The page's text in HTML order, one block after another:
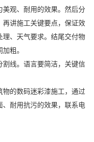
观、耐用的效果。然后分
讲施工关键要点，保证效
、天气要求。结尾交付物
粗。
线。语言要简洁，关键信
的数码迷彩漆施工，通过
耐用抗污的效果，联系电